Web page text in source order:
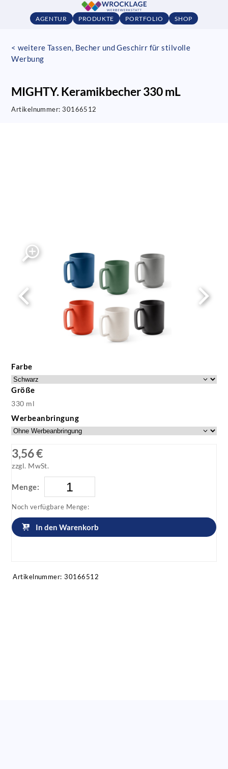
AGENTUR PRODUKTE PORTFOLIO SHOP
< weitere Tassen, Becher und Geschirr für stilvolle
Werbung
MIGHTY. Keramikbecher 330 mL
Artikelnummer:30166512
Farbe
Größe
330 ml
Werbeanbringung
3,56 €
zzgl. MwSt.
Menge:
Noch verfügbare Menge:
In den Warenkorb
Artikelnummer: 30166512